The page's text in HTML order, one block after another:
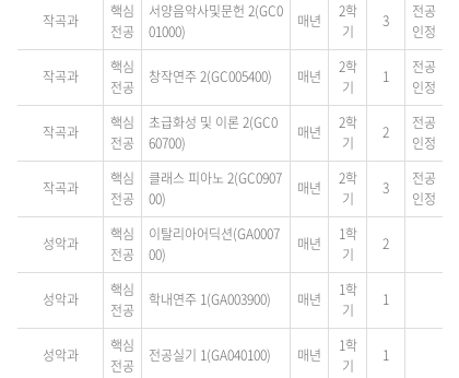
작곡과
핵심
전공
서양음악사및문헌 2(GC0
01000)
매년
2학
기
3
전공
인정
작곡과
핵심
전공
창작연주 2(GC005400) 매년
2학
기
1
전공
인정
작곡과
핵심
전공
초급화성 및 이론 2(GC0
60700)
매년
2학
기
2
전공
인정
작곡과
핵심
전공
클래스 피아노 2(GC0907
00)
매년
2학
기
3
전공
인정
성악과
핵심
전공
이탈리아어딕션(GA0007
00)
매년
1학
기
2
성악과
핵심
전공
학내연주 1(GA003900) 매년
1학
기
1
성악과
핵심
전공
전공실기 1(GA040100) 매년
1학
기
1